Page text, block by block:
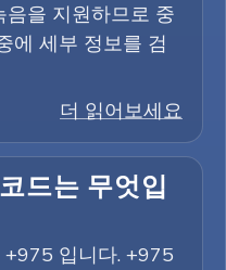
을 지원하므로 중
에 세부 정보를 검
더 읽어보세요
드는 무엇입
+975 입니다. +975